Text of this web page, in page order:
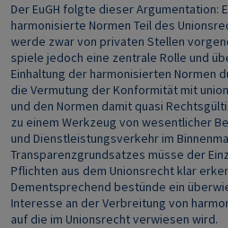
Der EuGH folgte dieser Argumentation:
harmonisierte Normen Teil des
werde zwar von privaten Stellen
spiele jedoch eine zentrale Rolle und
Einhaltung der harmonisierten Normen
die Vermutung der Konformität mit
und den Normen damit quasi
zu einem Werkzeug von wesentlicher
und Dienstleistungsverkehr im
Transparenzgrundsatzes müsse der
Pflichten aus dem Unionsrecht klar
Dementsprechend bestünde ein
Interesse an der Verbreitung von
auf die im Unionsrecht verwiesen wird.